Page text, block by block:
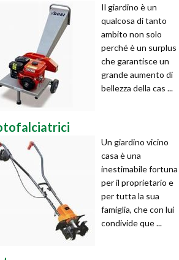
Il giardino è un
qualcosa di tanto
ambito non solo
perché è un surplus
che garantisce un
grande aumento di
bellezza della cas ...
Un giardino vicino
casa è una
inestimabile fortuna
per il proprietario e
per tutta la sua
famiglia, che con lui
condivide que ...